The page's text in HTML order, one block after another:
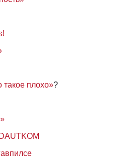
такое плохо»?